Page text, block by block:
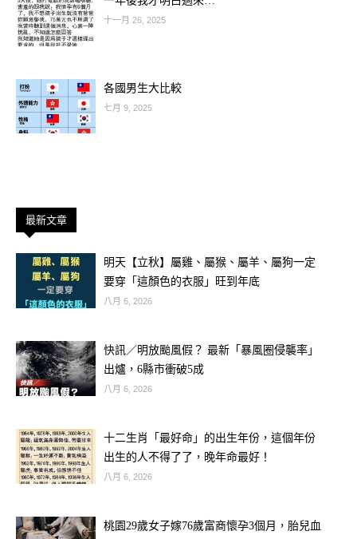
✨ 偏財號碼： 06、18、27、33
屬蛇本月靈感敏銳、財運暗藏驚喜。
尤其看到「6 或 3」開頭的數字，就會
📌 建議：
號。
十一月 26, 2025
各國男生大比較
七月 9, 2025
最新文章
明天【立秋】屬雞、屬猴、屬羊、屬狗一定
要穿「這顏色的衣服」旺到年底
八月 6, 2026
快訊／明放颱風假？ 最新「暴風圈侵襲率」
出爐，6縣市衝破5成
八月 6, 2026
十二生肖「最好命」的出生年份，這個年份
出生的人不得了了，晚年命最好！
八月 6, 2026
桃園29歲女子嫁76歲富商懷孕3個月，胎兒血